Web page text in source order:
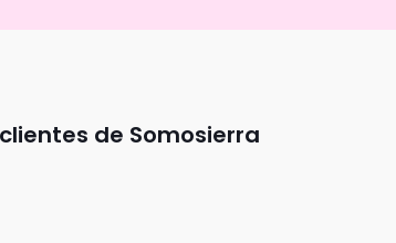
de Somosierra